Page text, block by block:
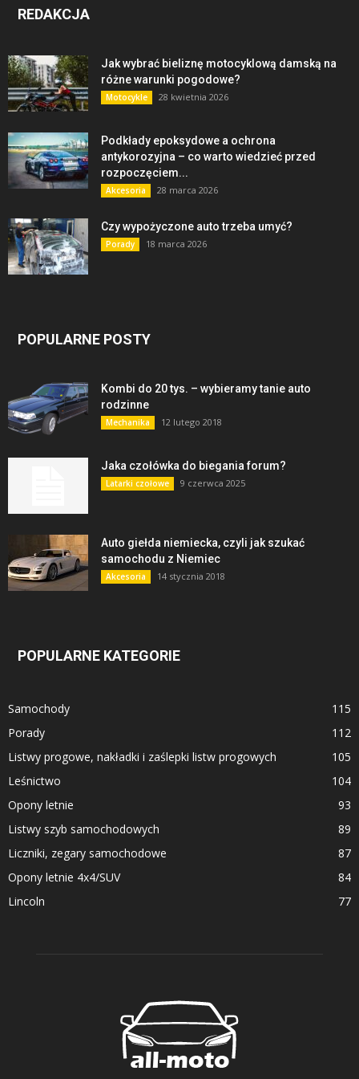
REDAKCJA
Jak wybrać bieliznę motocyklową damską na
różne warunki pogodowe?
Motocykle 28 kwietnia 2026
Podkłady epoksydowe a ochrona
antykorozyjna – co warto wiedzieć przed
rozpoczęciem...
Akcesoria 28 marca 2026
Czy wypożyczone auto trzeba umyć?
Porady 18 marca 2026
POPULARNE POSTY
Kombi do 20 tys. – wybieramy tanie auto
rodzinne
Mechanika 12 lutego 2018
Jaka czołówka do biegania forum?
Latarki czołowe 9 czerwca 2025
Auto giełda niemiecka, czyli jak szukać
samochodu z Niemiec
Akcesoria 14 stycznia 2018
POPULARNE KATEGORIE
Samochody
115
Porady
112
Listwy progowe, nakładki i zaślepki listw progowych
105
Leśnictwo
104
Opony letnie
93
Listwy szyb samochodowych
89
Liczniki, zegary samochodowe
87
Opony letnie 4x4/SUV
84
Lincoln
77